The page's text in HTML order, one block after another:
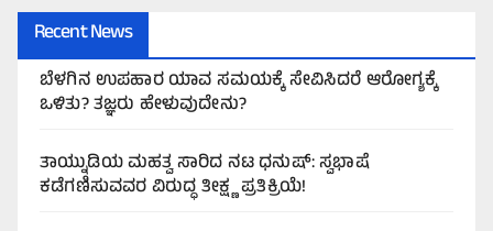
Recent News
ಬೆಳಗಿನ ಉಪಹಾರ ಯಾವ ಸಮಯಕ್ಕೆ ಸೇವಿಸಿದರೆ ಆರೋಗ್ಯಕ್ಕೆ
ಒಳಿತು? ತಜ್ಞರು ಹೇಳುವುದೇನು?
ತಾಯ್ನುಡಿಯ ಮಹತ್ವ ಸಾರಿದ ನಟ ಧನುಷ್: ಸ್ವಭಾಷೆ
ಕಡೆಗಣಿಸುವವರ ವಿರುದ್ಧ ತೀಕ್ಷ್ಣ ಪ್ರತಿಕ್ರಿಯೆ!